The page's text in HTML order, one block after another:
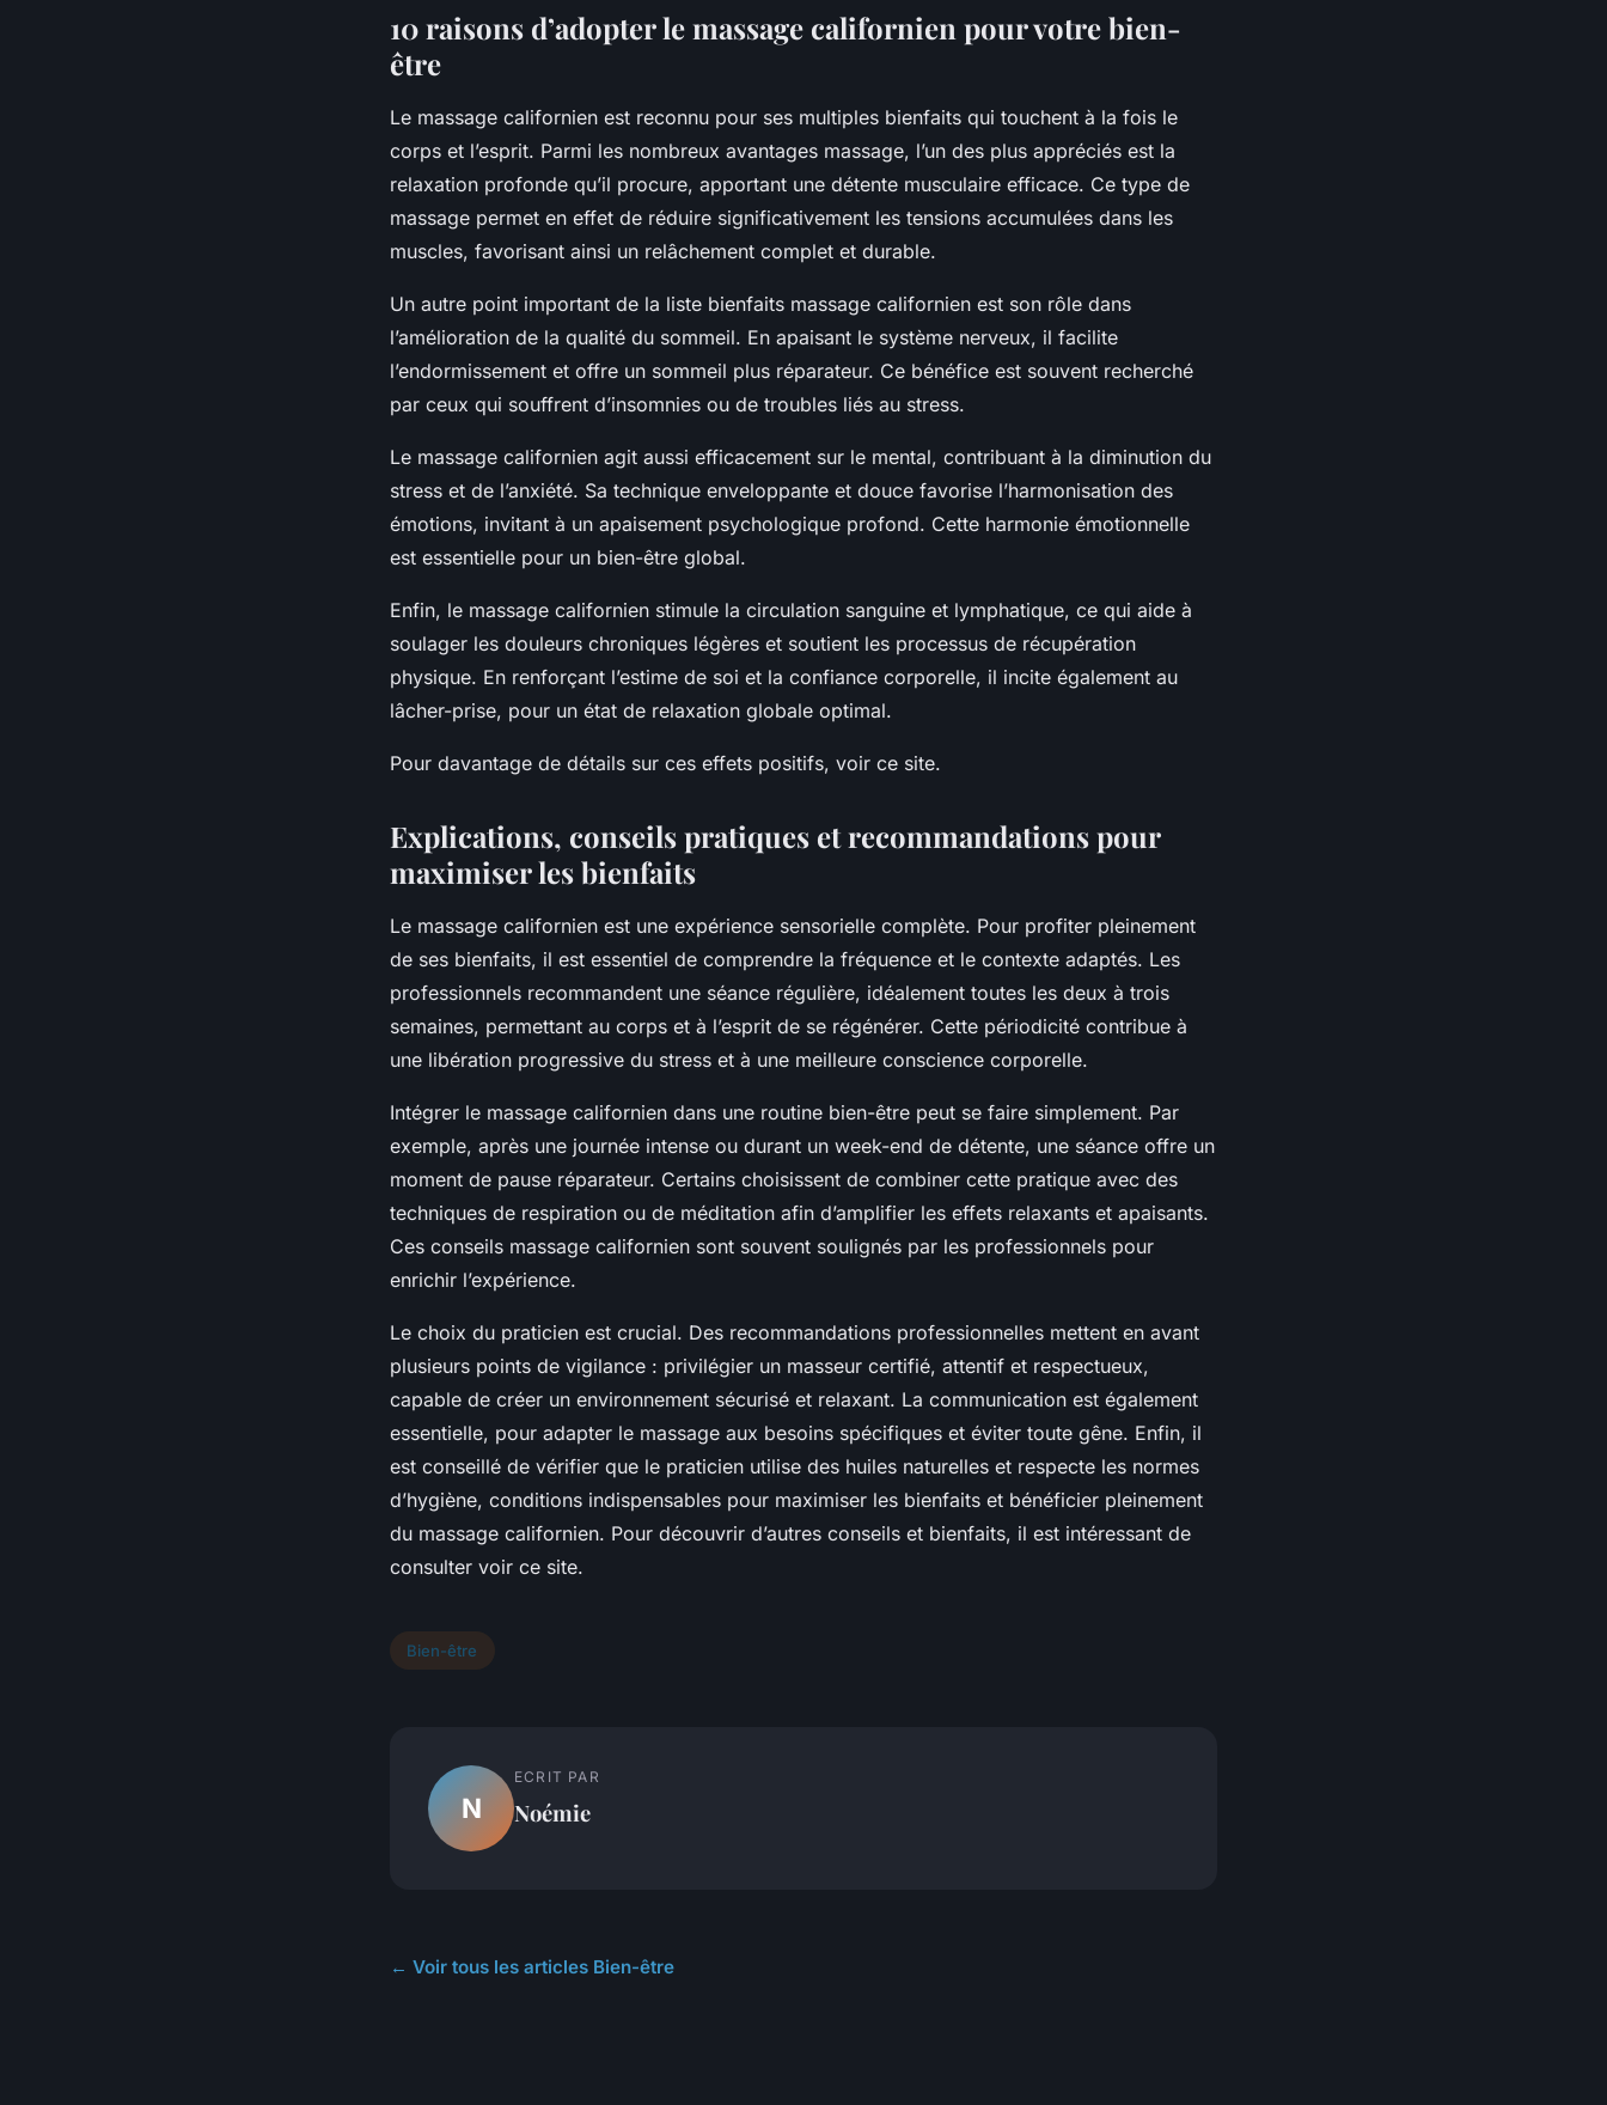
10 raisons d’adopter le massage californien pour votre bien-
être
Le massage californien est reconnu pour ses multiples bienfaits qui touchent à la fois le
corps et l’esprit. Parmi les nombreux avantages massage, l’un des plus appréciés est la
relaxation profonde qu’il procure, apportant une détente musculaire efficace. Ce type de
massage permet en effet de réduire significativement les tensions accumulées dans les
muscles, favorisant ainsi un relâchement complet et durable.
Un autre point important de la liste bienfaits massage californien est son rôle dans
l’amélioration de la qualité du sommeil. En apaisant le système nerveux, il facilite
l’endormissement et offre un sommeil plus réparateur. Ce bénéfice est souvent recherché
par ceux qui souffrent d’insomnies ou de troubles liés au stress.
Le massage californien agit aussi efficacement sur le mental, contribuant à la diminution du
stress et de l’anxiété. Sa technique enveloppante et douce favorise l’harmonisation des
émotions, invitant à un apaisement psychologique profond. Cette harmonie émotionnelle
est essentielle pour un bien-être global.
Enfin, le massage californien stimule la circulation sanguine et lymphatique, ce qui aide à
soulager les douleurs chroniques légères et soutient les processus de récupération
physique. En renforçant l’estime de soi et la confiance corporelle, il incite également au
lâcher-prise, pour un état de relaxation globale optimal.
Pour davantage de détails sur ces effets positifs, voir ce site.
Explications, conseils pratiques et recommandations pour
maximiser les bienfaits
Le massage californien est une expérience sensorielle complète. Pour profiter pleinement
de ses bienfaits, il est essentiel de comprendre la fréquence et le contexte adaptés. Les
professionnels recommandent une séance régulière, idéalement toutes les deux à trois
semaines, permettant au corps et à l’esprit de se régénérer. Cette périodicité contribue à
une libération progressive du stress et à une meilleure conscience corporelle.
Intégrer le massage californien dans une routine bien-être peut se faire simplement. Par
exemple, après une journée intense ou durant un week-end de détente, une séance offre un
moment de pause réparateur. Certains choisissent de combiner cette pratique avec des
techniques de respiration ou de méditation afin d’amplifier les effets relaxants et apaisants.
Ces conseils massage californien sont souvent soulignés par les professionnels pour
enrichir l’expérience.
Le choix du praticien est crucial. Des recommandations professionnelles mettent en avant
plusieurs points de vigilance : privilégier un masseur certifié, attentif et respectueux,
capable de créer un environnement sécurisé et relaxant. La communication est également
essentielle, pour adapter le massage aux besoins spécifiques et éviter toute gêne. Enfin, il
est conseillé de vérifier que le praticien utilise des huiles naturelles et respecte les normes
d’hygiène, conditions indispensables pour maximiser les bienfaits et bénéficier pleinement
du massage californien. Pour découvrir d’autres conseils et bienfaits, il est intéressant de
consulter voir ce site.
Bien-être
N
ECRIT PAR
Noémie
← Voir tous les articles Bien-être